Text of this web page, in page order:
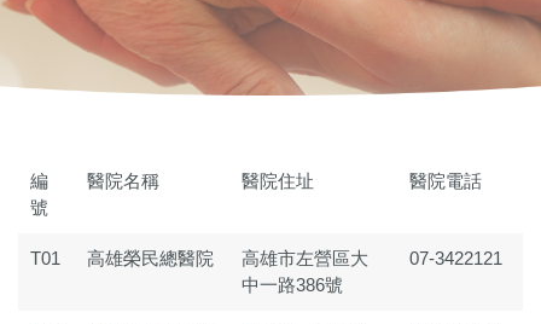
編
號
醫院名稱 醫院住址 醫院電話
T01 高雄榮民總醫院
高雄市左營區大
中一路386號
07-3422121